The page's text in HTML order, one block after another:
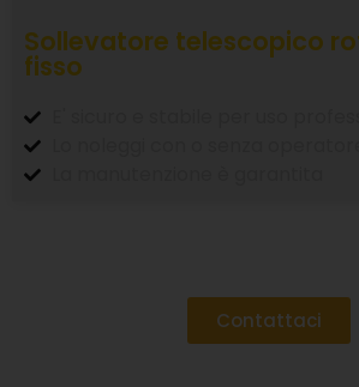
Sollevatore telescopico
fisso
Contattaci